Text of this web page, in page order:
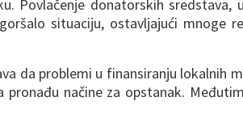
Povlačenje donatorskih sredstava,
situaciju, ostavljajući mnoge
da problemi u finansiranju lokalnih
pronađu načine za opstanak.